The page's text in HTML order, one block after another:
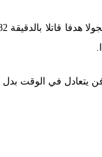
يتعادل في الوقت